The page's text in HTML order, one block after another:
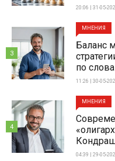
20:06 | 31-05-
МНЕНИЯ
Баланс
по
11:26 | 30-05-
3
МНЕНИЯ
04:39 | 29-05-
4